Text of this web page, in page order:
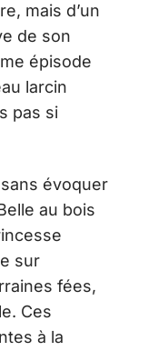
mais d’un
de son
épisode
larcin
pas si
évoquer
au bois
sur
fées,
Ces
à la